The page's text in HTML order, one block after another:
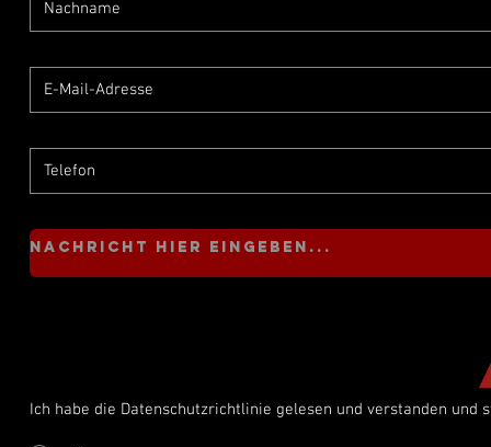
Ich habe die Datenschutzrichtlinie gelesen und verstanden und